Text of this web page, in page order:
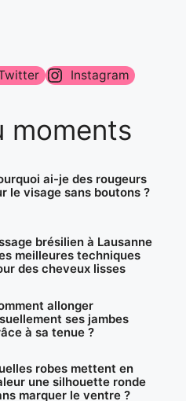
Instagram
moments
ai-je des rougeurs
le visage sans boutons ?
brésilien à Lausanne
meilleures techniques
des cheveux lisses
allonger
ses jambes
à sa tenue ?
robes mettent en
une silhouette ronde
marquer le ventre ?